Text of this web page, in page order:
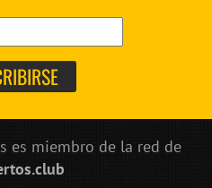
es miembro de la red de